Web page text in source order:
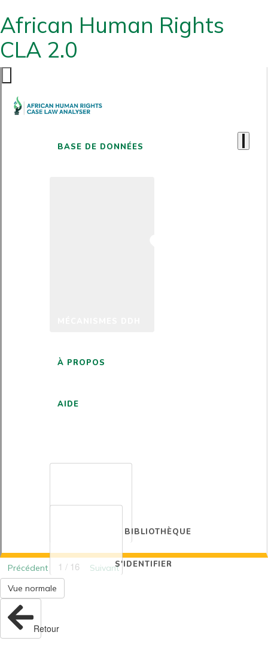
African Human Rights
CLA 2.0
BASE DE DONNÉES
À PROPOS
AIDE
BIBLIOTHÈQUE
S'IDENTIFIER
Précédent 1 / 16
Suivant
Vue normale
Retour